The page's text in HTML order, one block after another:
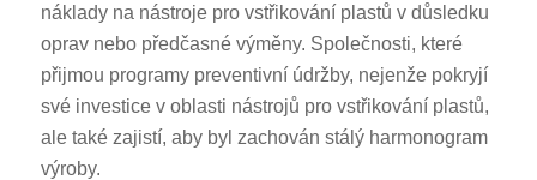
náklady na nástroje pro vstřikování plastů v důsledku
oprav nebo předčasné výměny. Společnosti, které
přijmou programy preventivní údržby, nejenže pokryjí
své investice v oblasti nástrojů pro vstřikování plastů,
ale také zajistí, aby byl zachován stálý harmonogram
výroby.